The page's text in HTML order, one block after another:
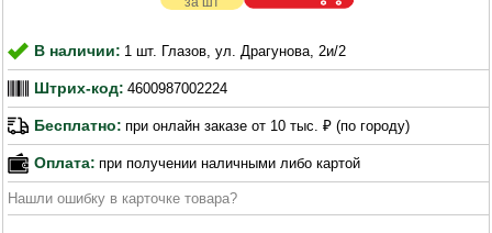
В наличии: 1 шт. Глазов, ул. Драгунова, 2и/2
Штрих-код: 4600987002224
Бесплатно: при онлайн заказе от 10 тыс. ₽ (по городу)
Оплата: при получении наличными либо картой
Нашли ошибку в карточке товара?